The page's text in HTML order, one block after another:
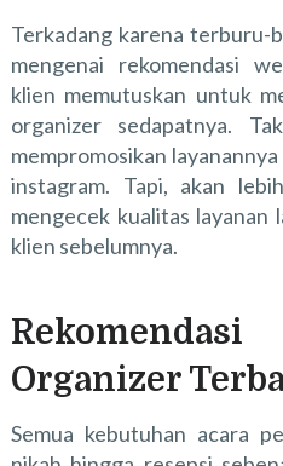
Terkadang karena terburu-
mengenai rekomendasi
klien memutuskan untuk
organizer sedapatnya.
mempromosikan
instagram. Tapi, akan
mengecek kualitas layanan
klien sebelumnya.
Organizer
Semua kebutuhan acara